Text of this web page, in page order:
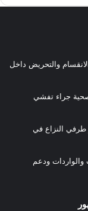
والتحريض داخل
جراء تفشي
طرفي النزاع في
والواردات ودعم